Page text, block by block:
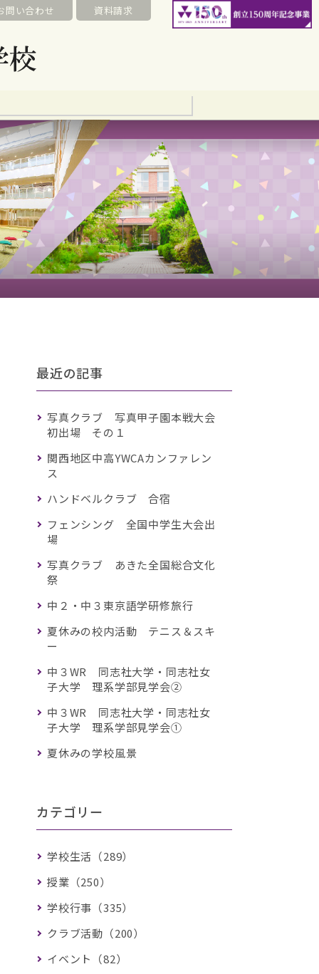
問い合わせ 資料請求
最近の記事
写真クラブ 写真甲子園本戦大会
初出場 その１
関西地区中高YWCAカンファレン
ス
ハンドベルクラブ 合宿
フェンシング 全国中学生大会出
場
写真クラブ あきた全国総合文化
祭
中２・中３東京語学研修旅行
夏休みの校内活動 テニス＆スキ
ー
中３WR 同志社大学・同志社女
子大学 理系学部見学会②
中３WR 同志社大学・同志社女
子大学 理系学部見学会①
夏休みの学校風景
カテゴリー
学校生活（289）
授業（250）
学校行事（335）
クラブ活動（200）
イベント（82）